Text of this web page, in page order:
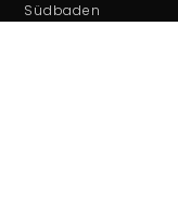
Südbaden